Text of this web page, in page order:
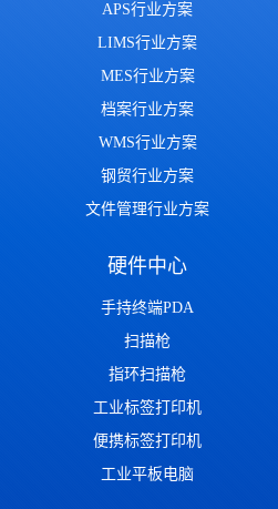
APS行业方案
LIMS行业方案
MES行业方案
档案行业方案
WMS行业方案
钢贸行业方案
文件管理行业方案
硬件中心
手持终端PDA
扫描枪
指环扫描枪
工业标签打印机
便携标签打印机
工业平板电脑